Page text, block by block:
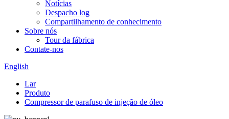
Notícias
Despacho log
Compartilhamento de conhecimento
Sobre nós
Tour da fábrica
Contate-nos
English
Lar
Produto
Compressor de parafuso de injeção de óleo